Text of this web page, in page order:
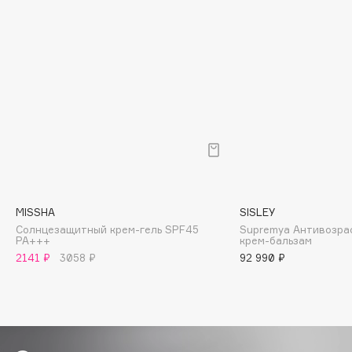
Bvlgari
by TERRY
MISSHA
Солнцезащитный крем-гель SPF45
PA+++
2141 ₽
3058 ₽
SISLEY
Supremya
крем-бальзам
92 990 ₽